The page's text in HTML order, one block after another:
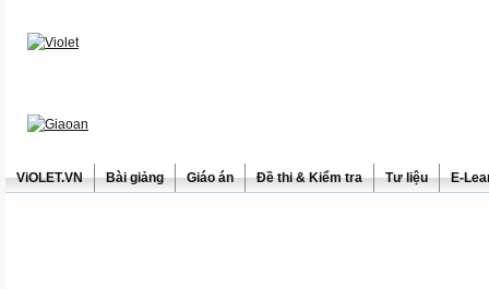
ViOLET.VN Bài giảng Giáo án Đề thi & Kiểm tra Tư liệu E-